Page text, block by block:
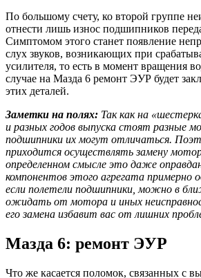
По большому счету, ко второй группе
отнести лишь износ подшипников
Симптомом этого станет появление
слух звуков, возникающих при
усилителя, то есть в момент вращения
случае на Мазда 6 ремонт ЭУР будет
этих деталей.
Заметки на полях: Так как на
и разных годов выпуска стоят разные
подшипники их могут отличаться.
приходится осуществлять замену
определенном смысле это даже
компонентов этого агрегата примерно
если полетели подшипники, можно в
ожидать от мотора и иных
его замена избавит вас от лишних
Мазда 6: ремонт ЭУР
Что же касается поломок, связанных с